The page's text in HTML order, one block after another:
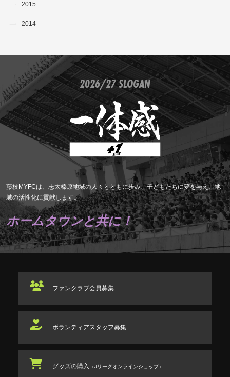
2015
2014
2026/27 SLOGAN
藤枝MYFCは、志太榛原地域の人々とともに歩み、子どもたちに夢を与え、地
域の活性化に貢献します。
ホームタウンと共に！
ファンクラブ会員募集
ボランティアスタッフ募集
グッズの購入 （Jリーグオンラインショップ）